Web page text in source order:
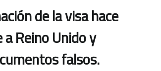
de la visa hace
Reino Unido y
falsos.